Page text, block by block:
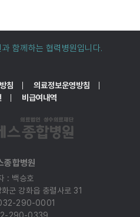
함께하는 협력병원입니다.
침
의료정보운영방침
비급여내역
종합병원
: 백승호
군 강화읍 충렬사로 31
290-0001